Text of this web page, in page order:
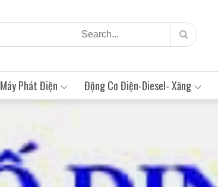
Máy Phát Điện Động Cơ Điện-Diesel- Xăng